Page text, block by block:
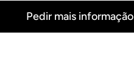
Pedir mais informação